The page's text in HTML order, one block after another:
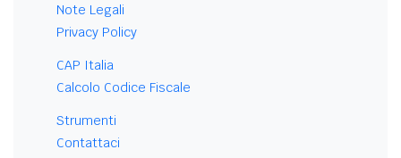
Note Legali
Privacy Policy
CAP Italia
Calcolo Codice Fiscale
Strumenti
Contattaci